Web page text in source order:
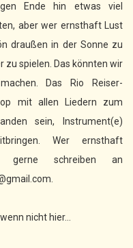
Ende hin etwas viel
aber wer ernsthaft Lust
draußen in der Sonne zu
zu spielen. Das könnten wir
Das Rio Reiser-
mit allen Liedern zum
sein, Instrument(e)
Wer ernsthaft
gerne schreiben an
nicht hier...